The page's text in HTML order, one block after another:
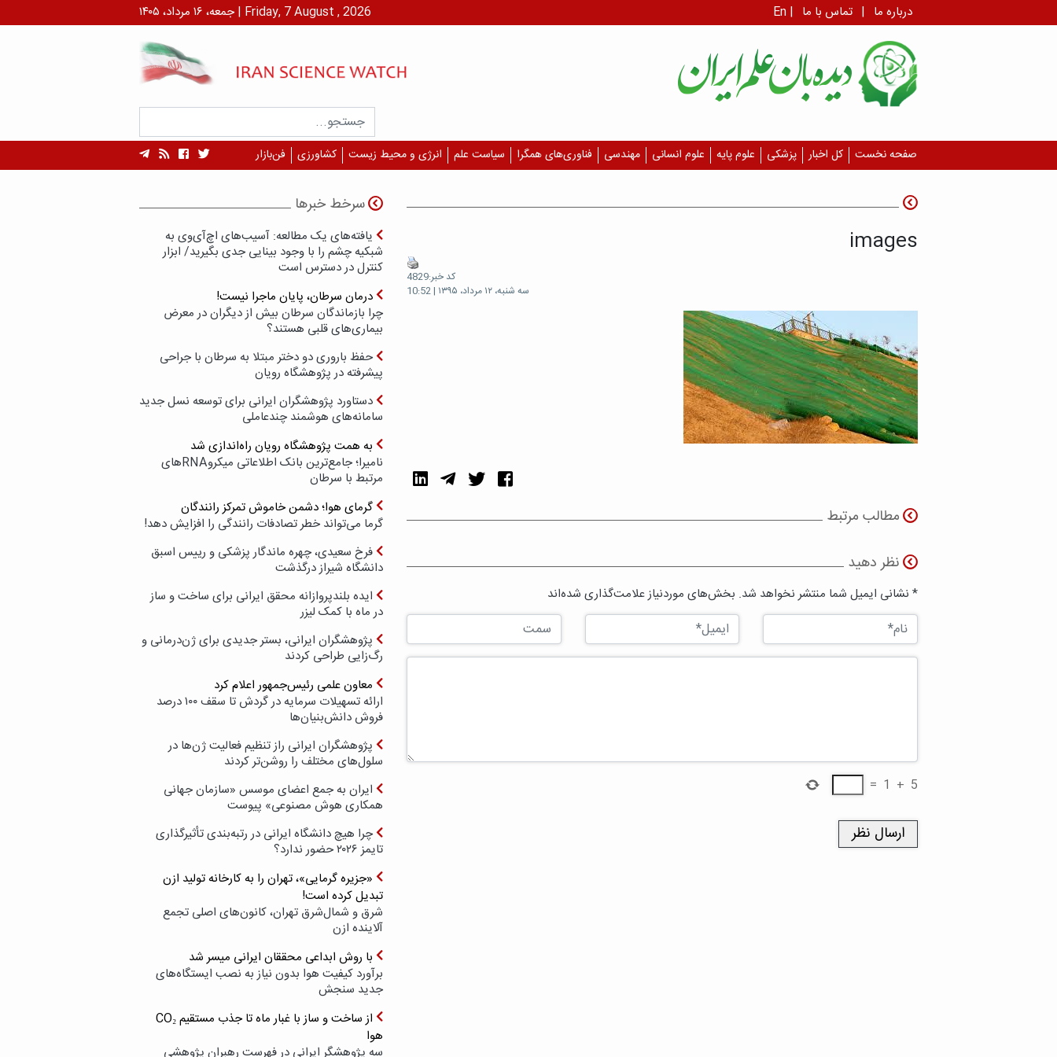
جمعه، ۱۶ مرداد، ۱۴۰۵ | Friday, 7 August , 2026 En | درباره ما | تماس با ما
صفحه نخست کل اخبار پزشکی علوم پایه علوم انسانی مهندسی فناوری‌های همگرا سیاست علم انرژی و محیط زیست کشاورزی فن‌بازار
images
کد خبر:4829
سه شنبه، ۱۲ مرداد، ۱۳۹۵ | 10:52
مطالب مرتبط
نظر دهید
* نشانی ایمیل شما منتشر نخواهد شد. بخش‌های موردنیاز علامت‌گذاری شده‌اند
5
+
1
=
سرخط خبرها
یافته‌های یک مطالعه: آسیب‌های اچ‌آی‌وی به
شبکیه چشم را با وجود بینایی جدی بگیرید/ ابزار
کنترل در دسترس است
درمان سرطان، پایان ماجرا نیست!
چرا بازماندگان سرطان بیش از دیگران در معرض
بیماری‌های قلبی هستند؟
حفظ باروری دو دختر مبتلا به سرطان با جراحی
پیشرفته در پژوهشگاه رویان
دستاورد پژوهشگران ایرانی برای توسعه نسل جدید
سامانه‌های هوشمند چندعاملی
به همت پژوهشگاه رویان راه‌اندازی شد
نامیرا؛ جامع‌ترین بانک اطلاعاتی میکروRNAهای
مرتبط با سرطان
گرمای هوا؛ دشمن خاموش تمرکز رانندگان
گرما می‌تواند خطر تصادفات رانندگی را افزایش دهد!
فرخ سعیدی، چهره ماندگار پزشکی و رییس اسبق
دانشگاه شیراز درگذشت
ایده بلندپروازانه محقق ایرانی برای ساخت و ساز
در ماه با کمک لیزر
پژوهشگران ایرانی، بستر جدیدی برای ژن‌درمانی و
رگ‌زایی طراحی کردند
معاون علمی رئیس‌جمهور اعلام کرد
ارائه تسهیلات سرمایه در گردش تا سقف ۱۰۰ درصد
فروش دانش‌بنیان‌ها
پژوهشگران ایرانی راز تنظیم فعالیت ژن‌ها در
سلول‌های مختلف را روشن‌تر کردند
ایران به جمع اعضای موسس «سازمان جهانی
همکاری هوش مصنوعی» پیوست
چرا هیچ دانشگاه ایرانی در رتبه‌بندی تأثیرگذاری
تایمز ۲۰۲۶ حضور ندارد؟
«جزیره گرمایی»، تهران را به کارخانه تولید ازن
تبدیل کرده است!
شرق و شمال‌شرق تهران، کانون‌های اصلی تجمع
آلاینده ازن
با روش ابداعی محققان ایرانی میسر شد
برآورد کیفیت هوا بدون نیاز به نصب ایستگاه‌های
جدید سنجش
از ساخت و ساز با غبار ماه تا جذب مستقیم CO₂
هوا
سه پژوهشگر ایرانی در فهرست رهبران پژوهشی